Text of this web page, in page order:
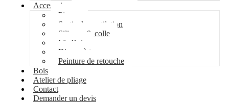
Accessoires
Pipeco
Sortie de ventilation
Silicone & colle
Vis Bois
Disque à tronçonner
Peinture de retouche
Bois
Atelier de pliage
Contact
Demander un devis